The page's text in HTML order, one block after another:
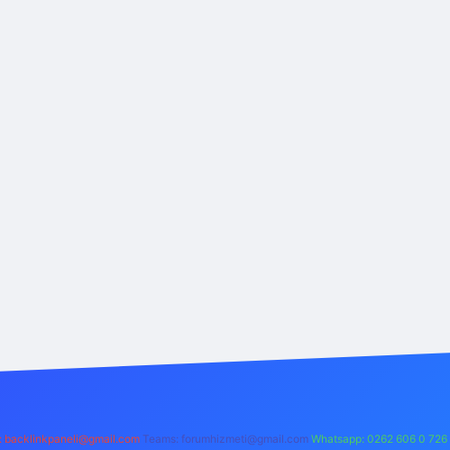
backlinkpaneli@gmail.com Teams: forumhizmeti@gmail.com Whatsapp: 0262 606 0 726